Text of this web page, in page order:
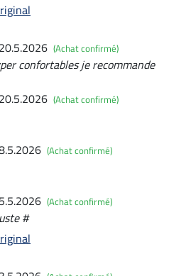
20.5.2026 (Achat confirmé)
confortables je recommande
20.5.2026 (Achat confirmé)
(Achat confirmé)
5.5.2026 (Achat confirmé)
#